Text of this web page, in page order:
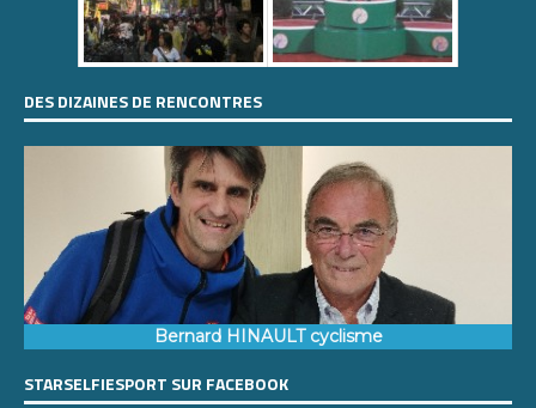
DES DIZAINES DE RENCONTRES
Bernard HINAULT cyclisme
STARSELFIESPORT SUR FACEBOOK